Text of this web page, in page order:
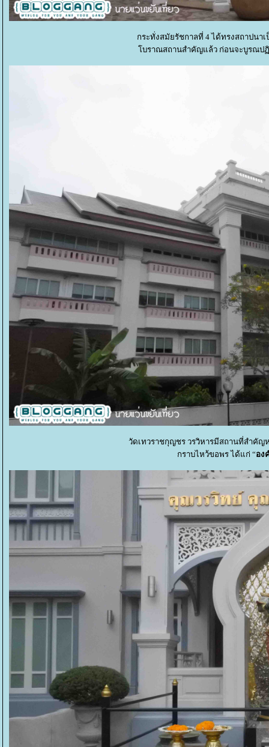
กระทั่งสมัยรัชกาลที่ 4 ได้ทรงสถาปนา
บราณสถานสำคัญแล้ว ก่อนจะบูรณปฏิ
วัดเทวราชกุญชร วรวิหารมีสถานที่สำคั
กราบไหว้ขอพร ได้แก่ “อง